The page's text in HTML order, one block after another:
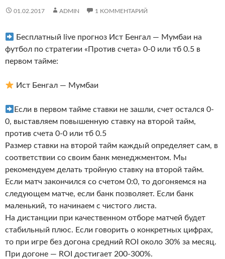
01.02.2017 ADMIN 1 КОММЕНТАРИЙ
Бесплатный live прогноз Ист Бенгал — Мумбаи на
футбол по стратегии «Против счета» 0-0 или тб 0.5 в
первом тайме:
Ист Бенгал — Мумбаи
Если в первом тайме ставки не зашли, счет остался 0-
0, выставляем повышенную ставку на второй тайм,
против счета 0-0 или тб 0.5
Размер ставки на второй тайм каждый определяет сам, в
соответствии со своим банк менеджментом. Мы
рекомендуем делать тройную ставку на второй тайм.
Если матч закончился со счетом 0:0, то догоняемся на
следующем матче, если банк позволяет. Если банк
маленький, то начинаем с чистого листа.
На дистанции при качественном отборе матчей будет
стабильный плюс. Если говорить о конкретных цифрах,
то при игре без догона средний ROI около 30% за месяц.
При догоне — ROI достигает 200-300%.